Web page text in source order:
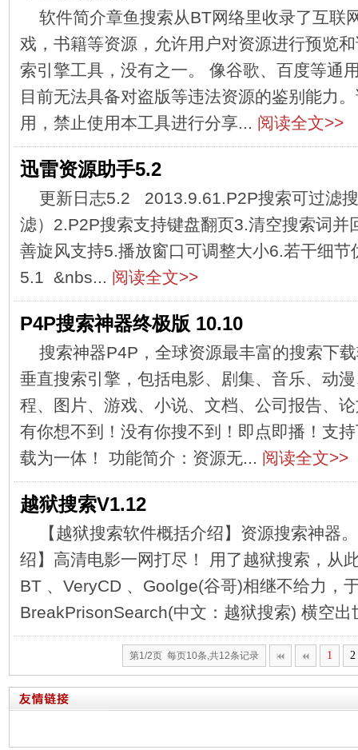
软件简介章鱼搜索从BT网络里收录了互联
戏，书籍等资源，允许用户对资源进行预览
索引擎工具，没有之一。 像谷歌、百度等通
目前无法具备对盗版等违法资源的鉴别能力
用，禁止使用本工具进行分享... 阅读全文>>
迅雷资源助手5.2
更新日志5.2 2013.9.61.P2P搜索可过滤
滤）2.P2P搜索支持键盘翻页3.清空搜索词并
善旋风支持5.播放窗口可调整大小6.若干细节
5.1 &nbs... 阅读全文>>
P4P搜索神器终极版 10.10
搜索神器P4P，全球资源最丰富的搜索下
垂直搜索引擎，包括电影、剧集、音乐、动
程、图片、游戏、小说、文档、公司报告、
有你想不到！没有你搜不到！即点即播！支
载为一体！ 功能简介：资源无... 阅读全文>>
越狱搜索V1.12
【越狱搜索软件概括介绍】资源搜索神器
绍】高清电影一网打尽！ 用了越狱搜索，从
BT 、VeryCD 、Goolge(谷哥)相继不给力
BreakPrisonSearch(中文：越狱搜索) 横空
第1/2页 每页10条,共12条记录 1 2